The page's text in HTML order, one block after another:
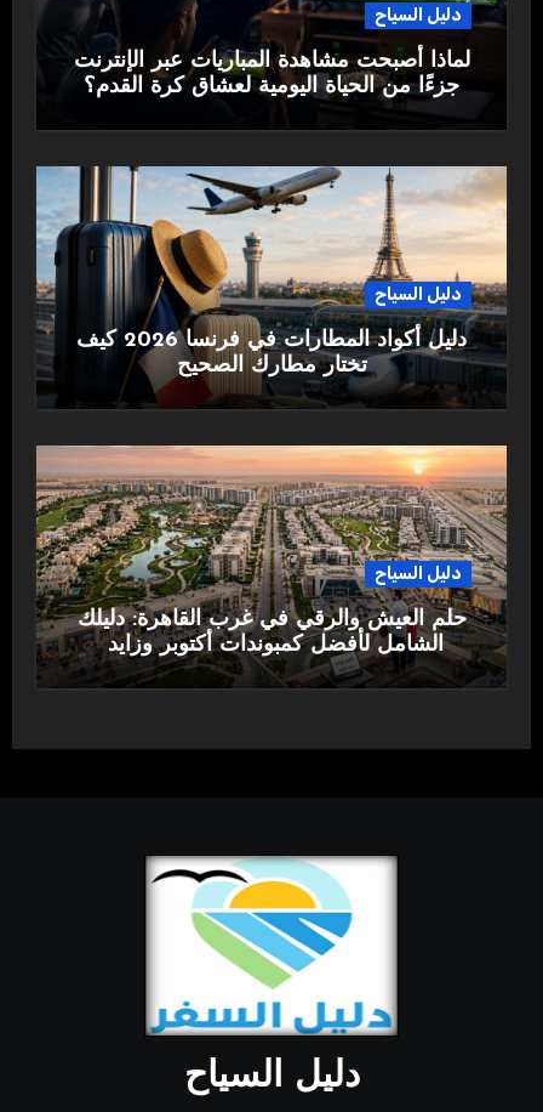
دليل السياح
لماذا أصبحت مشاهدة المباريات عبر الإنترنت
جزءًا من الحياة اليومية لعشاق كرة القدم؟
دليل السياح
دليل أكواد المطارات في فرنسا 2026 كيف
تختار مطارك الصحيح
دليل السياح
حلم العيش والرقي في غرب القاهرة: دليلك
الشامل لأفضل كمبوندات أكتوبر وزايد
دليل السياح